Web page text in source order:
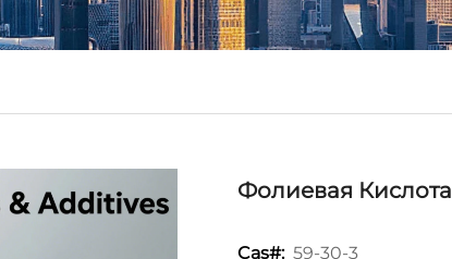
Фолиевая Кислота
Cas#: 59-30-3